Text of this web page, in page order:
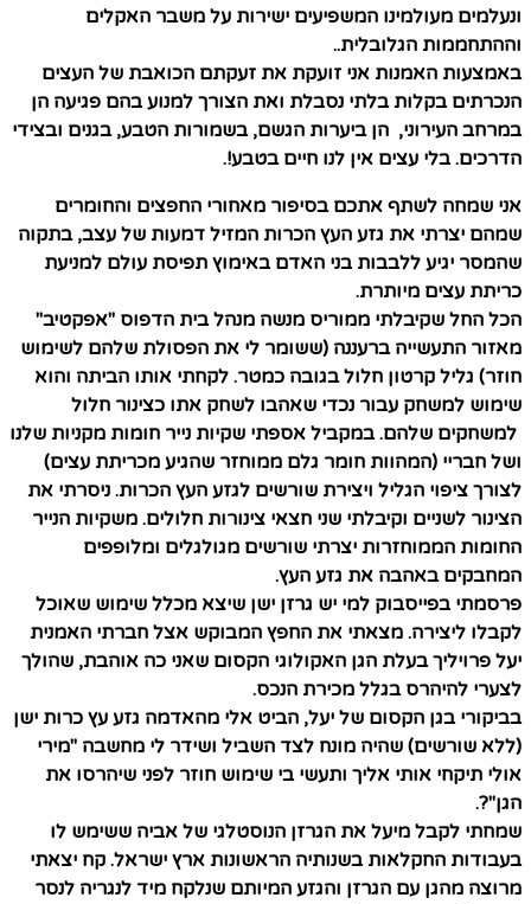
ונעלמים מעולמינו המשפיעים ישירות על משבר האקלים
וההתחממות הגלובלית..
באמצעות האמנות אני זועקת את זעקתם הכואבת של העצים
הנכרתים בקלות בלתי נסבלת ואת הצורך למנוע בהם פגיעה הן
במרחב העירוני, הן ביערות הגשם, בשמורות הטבע, בגנים ובצידי
הדרכים. בלי עצים אין לנו חיים בטבע!.
אני שמחה לשתף אתכם בסיפור מאחורי החפצים והחומרים
שמהם יצרתי את גזע העץ הכרות המזיל דמעות של עצב, בתקוה
שהמסר יגיע ללבבות בני האדם באימוץ תפיסת עולם למניעת
כריתת עצים מיותרת.
הכל החל שקיבלתי ממוריס מנשה מנהל בית הדפוס "אפקטיב"
מאזור התעשייה ברעננה (ששומר לי את הפסולת שלהם לשימוש
חוזר) גליל קרטון חלול בגובה כמטר. לקחתי אותו הביתה והוא
שימוש למשחק עבור נכדי שאהבו לשחק אתו כצינור חלול
למשחקים שלהם. במקביל אספתי שקיות נייר חומות מקניות שלנו
ושל חבריי (המהוות חומר גלם ממוחזר שהגיע מכריתת עצים)
לצורך ציפוי הגליל ויצירת שורשים לגזע העץ הכרות. ניסרתי את
הצינור לשניים וקיבלתי שני חצאי צינורות חלולים. משקיות הנייר
החומות הממוחזרות יצרתי שורשים מגולגלים ומלופפים
המחבקים באהבה את גזע העץ.
פרסמתי בפייסבוק למי יש גרזן ישן שיצא מכלל שימוש שאוכל
לקבלו ליצירה. מצאתי את החפץ המבוקש אצל חברתי האמנית
יעל פרויליך בעלת הגן האקולוגי הקסום שאני כה אוהבת, שהולך
לצערי להיהרס בגלל מכירת הנכס.
בביקורי בגן הקסום של יעל, הביט אלי מהאדמה גזע עץ כרות ישן
(ללא שורשים) שהיה מונח לצד השביל ושידר לי מחשבה "מירי
אולי תיקחי אותי אליך ותעשי בי שימוש חוזר לפני שיהרסו את
הגן"?.
שמחתי לקבל מיעל את הגרזן הנוסטלגי של אביה ששימש לו
בעבודות החקלאות בשנותיה הראשונות ארץ ישראל. קח יצאתי
מרוצה מהגן עם הגרזן והגזע המיותם שנלקח מיד לנגריה לנסר